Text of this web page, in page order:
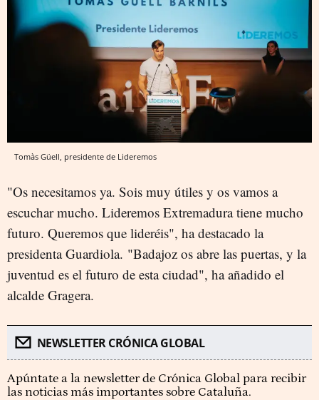
Tomàs Güell, presidente de Lideremos
"Os necesitamos ya. Sois muy útiles y os vamos a
escuchar mucho. Lideremos Extremadura tiene mucho
futuro. Queremos que lideréis", ha destacado la
presidenta Guardiola. "Badajoz os abre las puertas, y la
juventud es el futuro de esta ciudad", ha añadido el
alcalde Gragera.
NEWSLETTER CRÓNICA GLOBAL
Apúntate a la newsletter de Crónica Global para recibir
las noticias más importantes sobre Cataluña.